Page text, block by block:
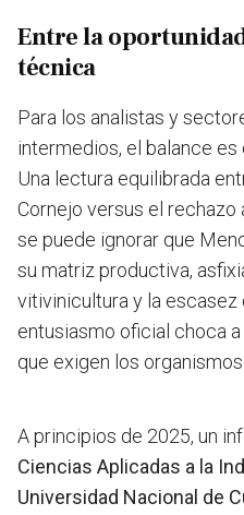
Entre la
técnica
Para los analistas y
intermedios, el balance es
Una lectura equilibrada
Cornejo versus el rechazo
se puede ignorar que
su matriz productiva,
vitivinicultura y la escasez
entusiasmo oficial choca
que exigen los
A principios de 2025, un
Ciencias Aplicadas a la
Universidad Nacional de